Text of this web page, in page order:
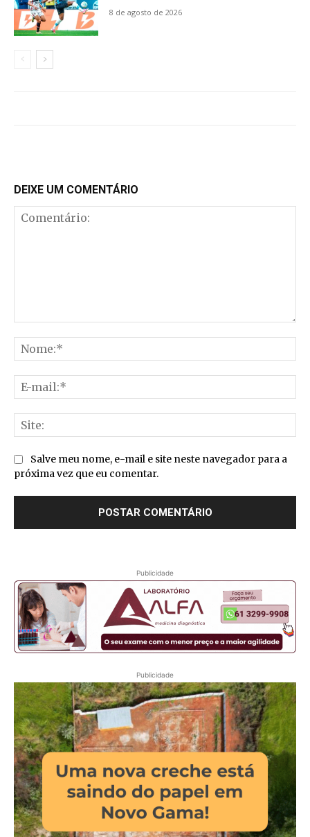
8 de agosto de 2026
DEIXE UM COMENTÁRIO
Salve meu nome, e-mail e site neste navegador para a
próxima vez que eu comentar.
Publicidade
Publicidade